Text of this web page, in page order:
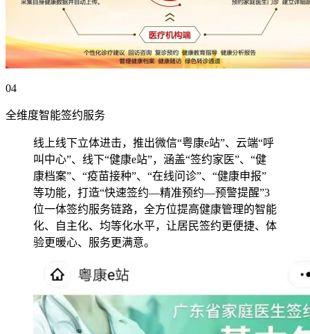
04
全维度智能签约服务
线上线下立体进击，推出微信“粤康e站”、云端“呼
叫中心”、线下“健康e站”，涵盖“签约家医”、“健
康档案”、“疫苗接种”、“在线问诊”、“健康申报”
等功能，打造“快速签约—精准预约—预警提醒”3
位一体签约服务链路，全方位提高健康管理的智能
化、自主化、均等化水平，让居民签约更便捷、体
验更暖心、服务更满意。